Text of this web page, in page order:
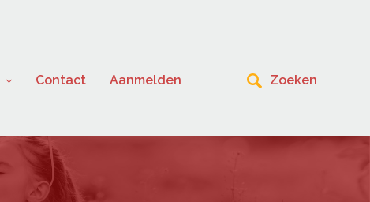
Contact Aanmelden